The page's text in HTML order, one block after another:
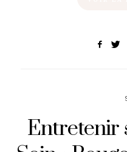
Entretenir